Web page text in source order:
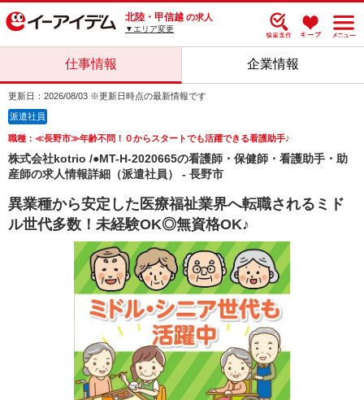
北陸・甲信越 の求人
▼エリア変更
仕事情報 企業情報
更新日：2026/08/03 ※更新日時点の最新情報です
派遣社員
職種：≪長野市≫年齢不問！０からスタートでも活躍できる看護助手♪
株式会社kotrio /●MT-H-2020665の看護師・保健師・看護助手・助
産師の求人情報詳細（派遣社員） - 長野市
異業種から安定した医療福祉業界へ転職されるミド
ル世代多数！未経験OK◎無資格OK♪